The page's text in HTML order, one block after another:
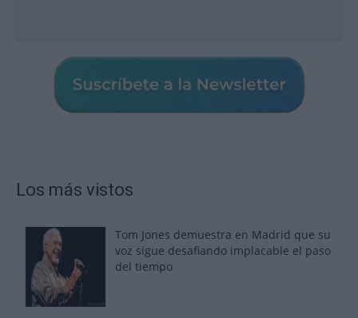
Los más vistos
Tom Jones demuestra en Madrid que su
voz sigue desafiando implacable el paso
del tiempo